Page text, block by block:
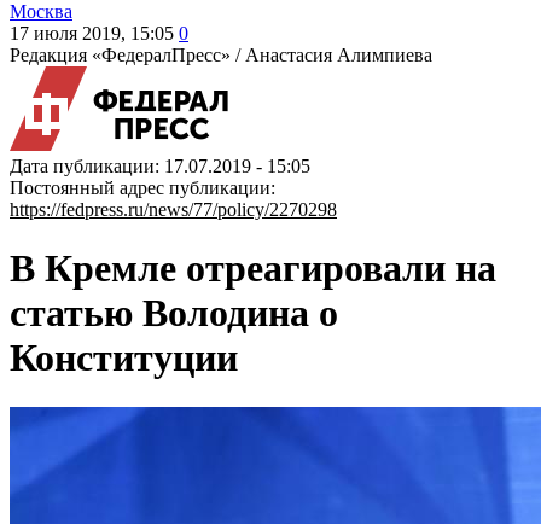
Москва
17 июля 2019, 15:05 0
Редакция «ФедералПресс» / Анастасия Алимпиева
Дата публикации: 17.07.2019 - 15:05
Постоянный адрес публикации:
https://fedpress.ru/news/77/policy/2270298
В Кремле отреагировали на
статью Володина о
Конституции